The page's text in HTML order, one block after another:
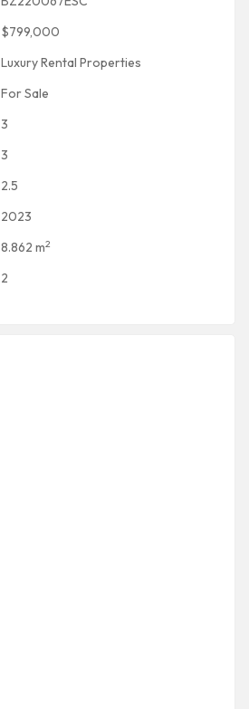
$799,000
Luxury Rental Properties
For Sale
3
3
2.5
2023
8.862 m2
2